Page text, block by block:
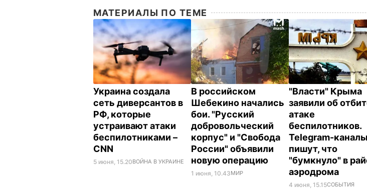
МАТЕРИАЛЫ ПО ТЕМЕ
Украина создала
сеть диверсантов в
РФ, которые
устраивают атаки
беспилотниками –
CNN
5 июня, 15.20ВОЙНА В УКРАИНЕ
В российском
Шебекино начались
бои. "Русский
добровольческий
корпус" и "Свобода
России" объявили
новую операцию
1 июня, 10.43МИР
"Власти" Крыма
заявили об
атаке
беспилотников.
Telegram-каналы
пишут, что
"бумкнуло" в
аэродрома
4 июня, 15.15СОБЫТИЯ